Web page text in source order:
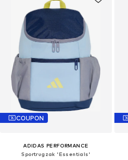
COUPON
ADIDAS PERFORMANCE
Sportrugzak 'Essentials'